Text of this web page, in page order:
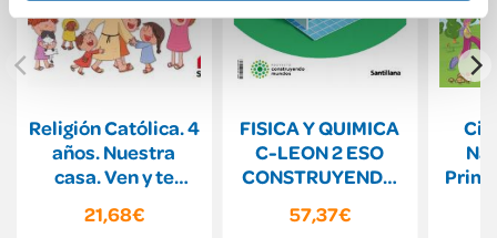
Religión Católica. 4
años. Nuestra
casa. Ven y te
21,68€
FISICA Y QUIMICA
C-LEON 2 ESO
CONSTRUYENDO
57,37€